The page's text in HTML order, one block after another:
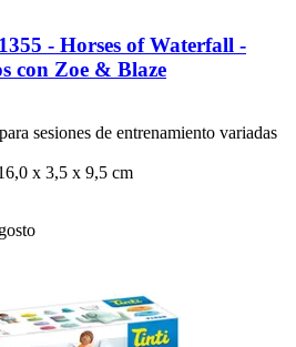
-​ Horses of Waterfall -​
con Zoe & Blaze
sesiones de entrenamiento variadas
x 3,5 x 9,5 cm